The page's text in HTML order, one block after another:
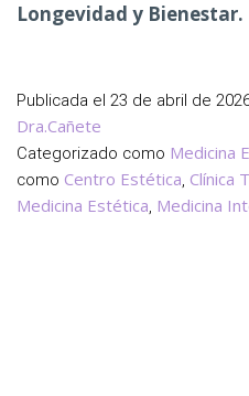
Longevidad y Bienestar.
Publicada el 23 de abril de
Dra.Cañete
Categorizado como Medicina
como Centro Estética, Clínica
Medicina Estética, Medicina